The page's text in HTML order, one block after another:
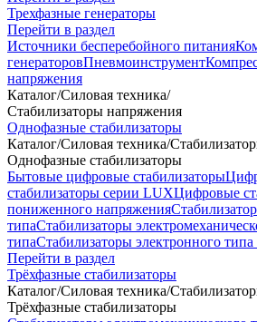
Трехфазные генераторы
Перейти в раздел
Источники бесперебойного питания
генераторовПневмоинструмент
напряжения
Каталог/Силовая техника/
Стабилизаторы напряжения
Однофазные стабилизаторы
Каталог/Силовая техника/
Однофазные стабилизаторы
Бытовые цифровые стабилизаторы
стабилизаторы серии LUXЦифровые
пониженного напряжения
типаСтабилизаторы
типаСтабилизаторы электронного
Перейти в раздел
Трёхфазные стабилизаторы
Каталог/Силовая техника/
Трёхфазные стабилизаторы